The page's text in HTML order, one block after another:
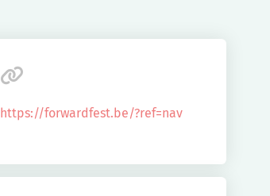
https://forwardfest.be/?ref=nav